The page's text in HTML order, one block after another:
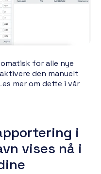
for alle nye
den manuelt
mer om dette i vår
i
vises nå i